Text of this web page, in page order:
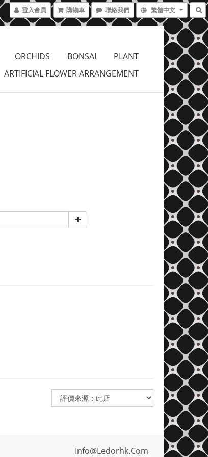
登入會員 購物車 聯絡我們 繁體中文
ORCHIDS BONSAI
PLANT
ARTIFICIAL FLOWER ARRANGEMENT
Info@ledorhk.com